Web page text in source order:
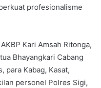
profesionalisme
Kari Amsah Ritonga,
Bhayangkari Cabang
para Kabag, Kasat,
personel Polres Sigi,